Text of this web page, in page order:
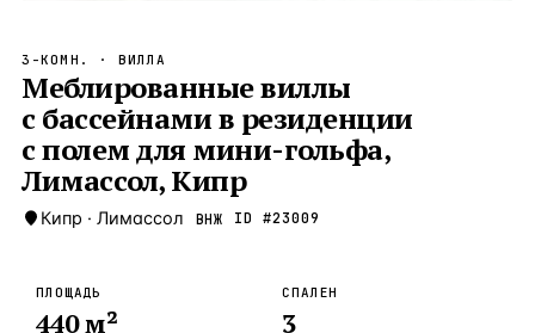
Новороссийск —Локация
Стамбул —Локация
Анталия —Локация
ЧАСТО ИЩУТ
ВСЕ НАПРАВЛЕНИЯ →
3-КОМН. · ВИЛЛА
Меблированные виллы
с бассейнами в резиденции
с полем для мини-гольфа,
Лимассол, Кипр
Кипр · Лимассол ВНЖ ID #23009
ПЛОЩАДЬ
440м²
СПАЛЕН
3